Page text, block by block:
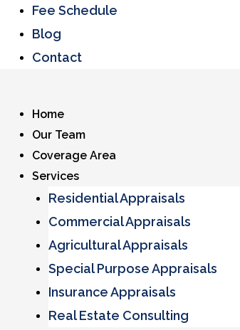
Fee Schedule
Blog
Contact
Home
Our Team
Coverage Area
Services
Residential Appraisals
Commercial Appraisals
Agricultural Appraisals
Special Purpose Appraisals
Insurance Appraisals
Real Estate Consulting